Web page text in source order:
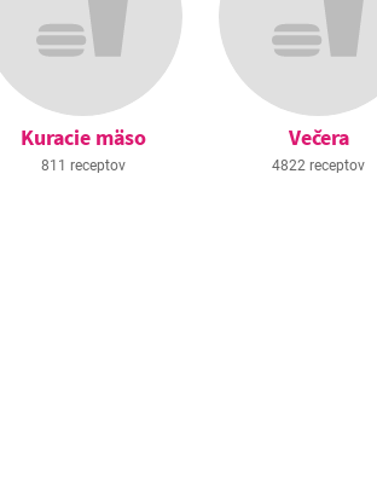
Kuracie mäso
811 receptov
Večera
4822 receptov